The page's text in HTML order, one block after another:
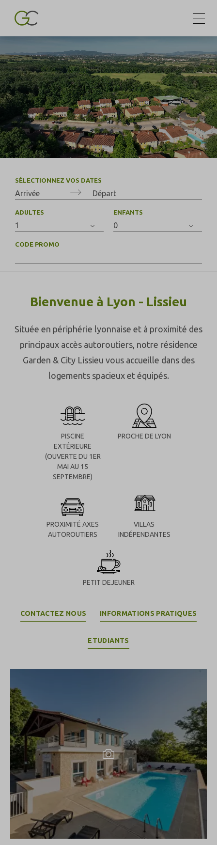
SÉLECTIONNEZ VOS DATES
ADULTES ENFANTS
CODE PROMO
Bienvenue à Lyon - Lissieu
Située en périphérie lyonnaise et à proximité des
principaux accès autoroutiers, notre résidence
Garden & City Lissieu vous accueille dans des
logements spacieux et équipés.
PISCINE
EXTÉRIEURE
(OUVERTE DU 1ER
MAI AU 15
SEPTEMBRE)
PROCHE DE LYON
PROXIMITÉ AXES
AUTOROUTIERS
VILLAS
INDÉPENDANTES
PETIT DEJEUNER
CONTACTEZ NOUS INFORMATIONS PRATIQUES
ETUDIANTS